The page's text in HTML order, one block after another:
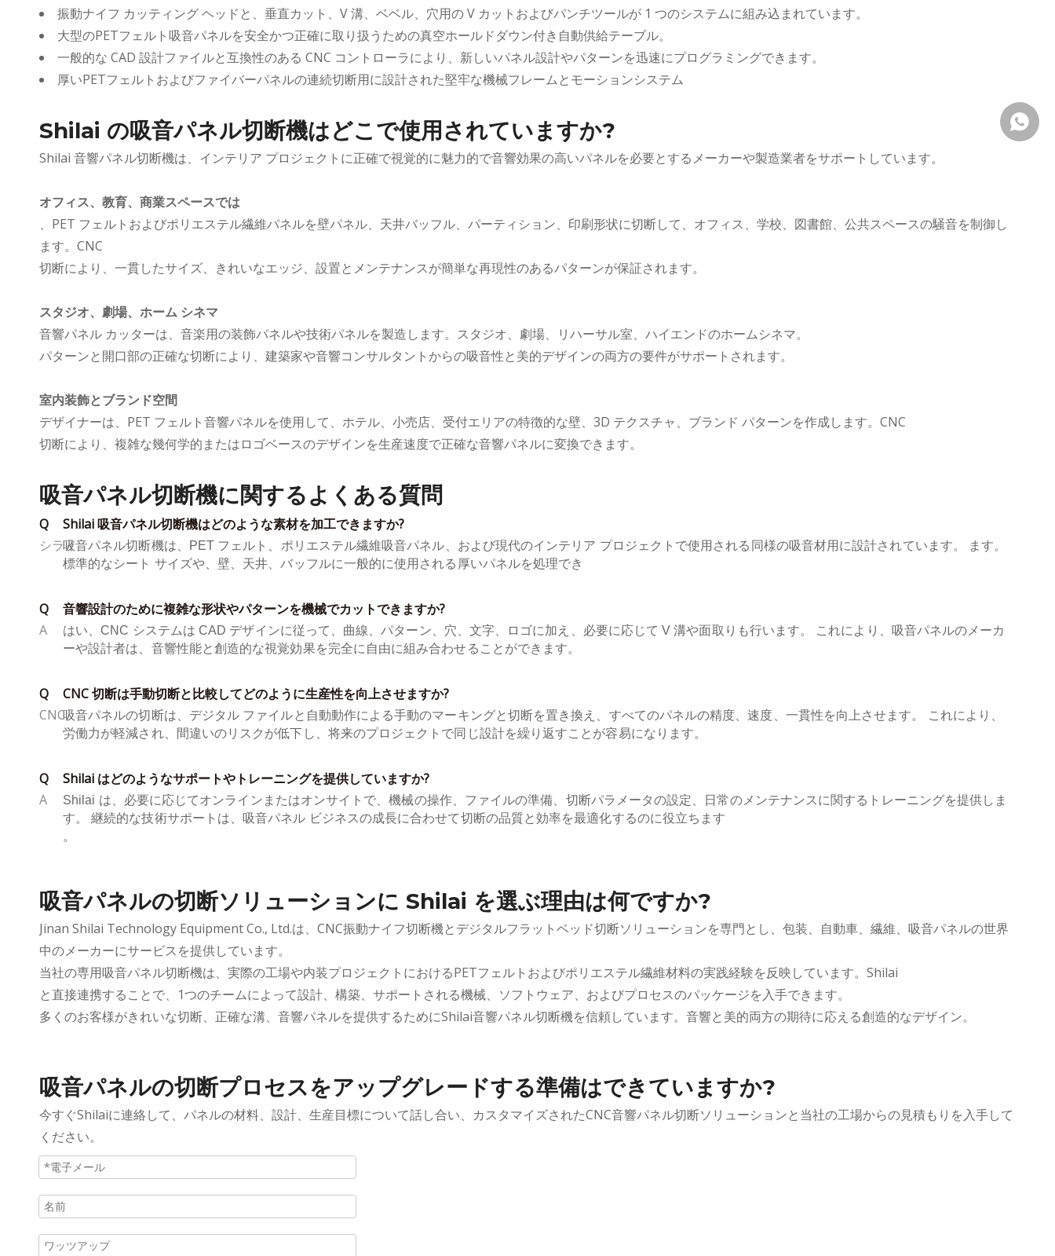
振動ナイフ カッティング ヘッドと、垂直カット、V 溝、ベベル、穴用の V カットおよびパンチツールが 1 つのシステムに組み込まれています。
大型のPETフェルト吸音パネルを安全かつ正確に取り扱うための真空ホールドダウン付き自動供給テーブル。
一般的な CAD 設計ファイルと互換性のある CNC コントローラにより、新しいパネル設計やパターンを迅速にプログラミングできます。
厚いPETフェルトおよびファイバーパネルの連続切断用に設計された堅牢な機械フレームとモーションシステム
Shilai の吸音パネル切断機はどこで使用されていますか?
Shilai 音響パネル切断機は、インテリア プロジェクトに正確で視覚的に魅力的で音響効果の高いパネルを必要とするメーカーや製造業者をサポートしています。
オフィス、教育、商業スペースでは
、PET フェルトおよびポリエステル繊維パネルを壁パネル、天井バッフル、パーティション、印刷形状に切断して、オフィス、学校、図書館、公共スペースの騒音を制御し
ます。CNC
切断により、一貫したサイズ、きれいなエッジ、設置とメンテナンスが簡単な再現性のあるパターンが保証されます。
スタジオ、劇場、ホーム シネマ
音響パネル カッターは、音楽用の装飾パネルや技術パネルを製造します。スタジオ、劇場、リハーサル室、ハイエンドのホームシネマ。
パターンと開口部の正確な切断により、建築家や音響コンサルタントからの吸音性と美的デザインの両方の要件がサポートされます。
室内装飾とブランド空間
デザイナーは、PET フェルト音響パネルを使用して、ホテル、小売店、受付エリアの特徴的な壁、3D テクスチャ、ブランド パターンを作成します。CNC
切断により、複雑な幾何学的またはロゴベースのデザインを生産速度で正確な音響パネルに変換できます。
吸音パネル切断機に関するよくある質問
Q
Shilai 吸音パネル切断機はどのような素材を加工できますか?
シライ吸音パネル切断機は、PET フェルト、ポリエステル繊維吸音パネル、および現代のインテリア プロジェクトで使用される同様の吸音材用に設計されています。
ます。
標準的なシート サイズや、壁、天井、バッフルに一般的に使用される厚いパネルを処理でき
Q
音響設計のために複雑な形状やパターンを機械でカットできますか?
A
はい、CNC システムは CAD デザインに従って、曲線、パターン、穴、文字、ロゴに加え、必要に応じて V 溝や面取りも行います。
これにより、吸音パネルのメーカ
ーや設計者は、音響性能と創造的な視覚効果を完全に自由に組み合わせることができます。
Q
CNC 切断は手動切断と比較してどのように生産性を向上させますか?
CNC吸音パネルの切断は、デジタル ファイルと自動動作による手動のマーキングと切断を置き換え、すべてのパネルの精度、速度、一貫性を向上させます。
これにより、
労働力が軽減され、間違いのリスクが低下し、将来のプロジェクトで同じ設計を繰り返すことが容易になります。
Q
Shilai はどのようなサポートやトレーニングを提供していますか?
A
Shilai は、必要に応じてオンラインまたはオンサイトで、機械の操作、ファイルの準備、切断パラメータの設定、日常のメンテナンスに関するトレーニングを提供しま
す。
継続的な技術サポートは、吸音パネル ビジネスの成長に合わせて切断の品質と効率を最適化するのに役立ちます
。
吸音パネルの切断ソリューションに Shilai を選ぶ理由は何ですか?
Jinan Shilai Technology Equipment Co., Ltd.は、CNC振動ナイフ切断機とデジタルフラットベッド切断ソリューションを専門とし、包装、自動車、繊維、吸音パネルの世界
中のメーカーにサービスを提供しています。
当社の専用吸音パネル切断機は、実際の工場や内装プロジェクトにおけるPETフェルトおよびポリエステル繊維材料の実践経験を反映しています。Shilai
と直接連携することで、1つのチームによって設計、構築、サポートされる機械、ソフトウェア、およびプロセスのパッケージを入手できます。
多くのお客様がきれいな切断、正確な溝、音響パネルを提供するためにShilai音響パネル切断機を信頼しています。音響と美的両方の期待に応える創造的なデザイン。
吸音パネルの切断プロセスをアップグレードする準備はできていますか?
今すぐShilaiに連絡して、パネルの材料、設計、生産目標について話し合い、カスタマイズされたCNC音響パネル切断ソリューションと当社の工場からの見積もりを入手して
ください。
+86